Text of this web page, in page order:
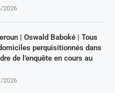
2026
| Oswald Baboké | Tous
perquisitionnés dans
de l’enquête en cours au
2026